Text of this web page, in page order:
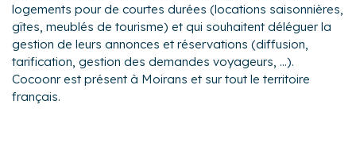
logements pour de courtes durées (locations saisonnières,
gîtes, meublés de tourisme) et qui souhaitent déléguer la
gestion de leurs annonces et réservations (diffusion,
tarification, gestion des demandes voyageurs, ...).
Cocoonr est présent à Moirans et sur tout le territoire
français.